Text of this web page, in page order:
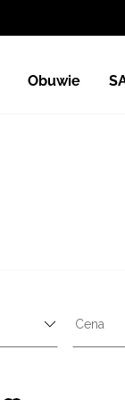
Obuwie
Cena